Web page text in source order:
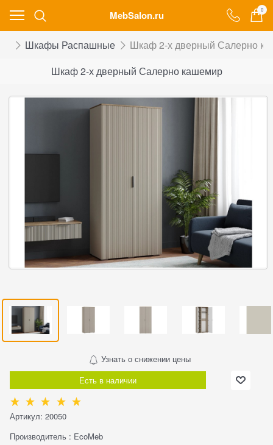
MebSalon.ru 0
Шкафы Распашные
Шкаф 2-х дверный Салерно
Шкаф 2-х дверный Салерно кашемир
Узнать о снижении цены
Есть в наличии
Артикул: 20050
Производитель : EcoMeb